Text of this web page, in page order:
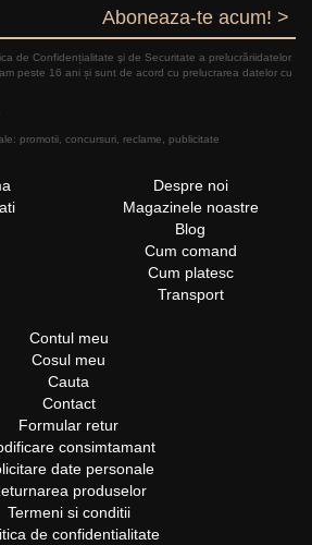
Aboneaza-te acum! >
de Confidențialitate şi de Securitate a prelucrăriidatelor
peste 16 ani și sunt de acord cu prelucrarea datelor cu
promotii, concursuri, reclame, publicitate
Despre noi
Magazinele noastre
Blog
Cum comand
Cum platesc
Transport
Contul meu
Cosul meu
Cauta
Contact
Formular retur
consimtamant
date personale
produselor
Termeni si conditii
de confidentialitate